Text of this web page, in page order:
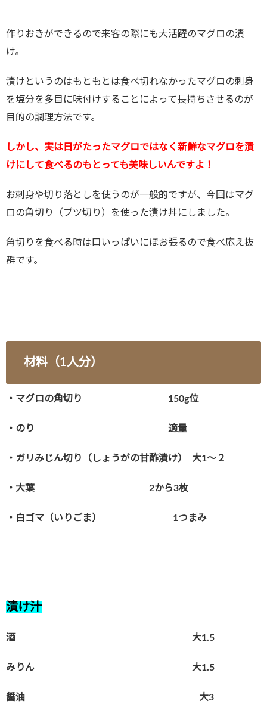
作りおきができるので来客の際にも大活躍のマグロの漬
け。
漬けというのはもともとは食べ切れなかったマグロの刺身
を塩分を多目に味付けすることによって長持ちさせるのが
目的の調理方法です。
しかし、実は日がたったマグロではなく新鮮なマグロを漬
けにして食べるのもとっても美味しいんですよ！
お刺身や切り落としを使うのが一般的ですが、今回はマグ
ロの角切り（ブツ切り）を使った漬け丼にしました。
角切りを食べる時は口いっぱいにほお張るので食べ応え抜
群です。
材料（1人分）
・マグロの角切り 150g位
・のり 適量
・ガリみじん切り（しょうがの甘酢漬け） 大1～２
・大葉 2から3枚
・白ゴマ（いりごま） 1つまみ
漬け汁
酒 大1.5
みりん 大1.5
醤油 大3